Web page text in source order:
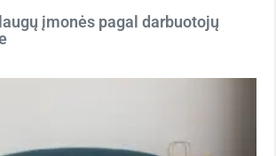
įmonės pagal darbuotojų